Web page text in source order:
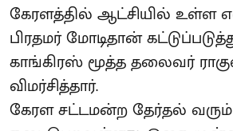
கேரளத்தில் ஆட்சியில் உள்ள
பிரதமர் மோடிதான்
காங்கிரஸ் மூத்த தலைவர்
விமர்சித்தார்.
கேரள சட்டமன்ற தேர்தல்